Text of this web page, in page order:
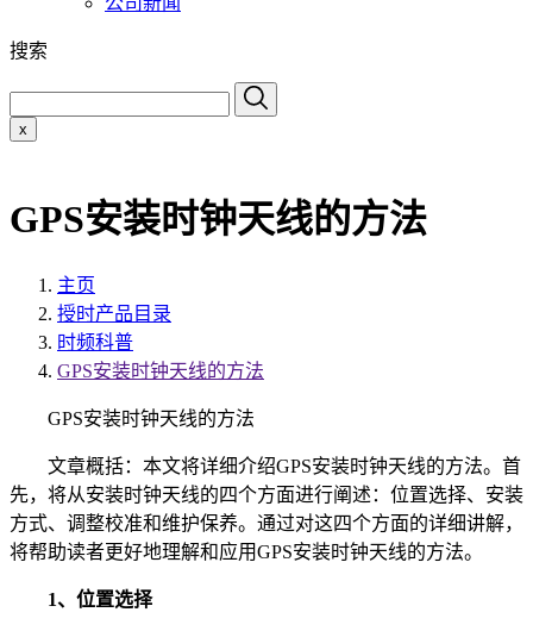
搜索
x
GPS安装时钟天线的方法
主页
授时产品目录
时频科普
GPS安装时钟天线的方法
GPS安装时钟天线的方法
文章概括：本文将详细介绍GPS安装时钟天线的方法。首
先，将从安装时钟天线的四个方面进行阐述：位置选择、安装
方式、调整校准和维护保养。通过对这四个方面的详细讲解，
将帮助读者更好地理解和应用GPS安装时钟天线的方法。
1、位置选择